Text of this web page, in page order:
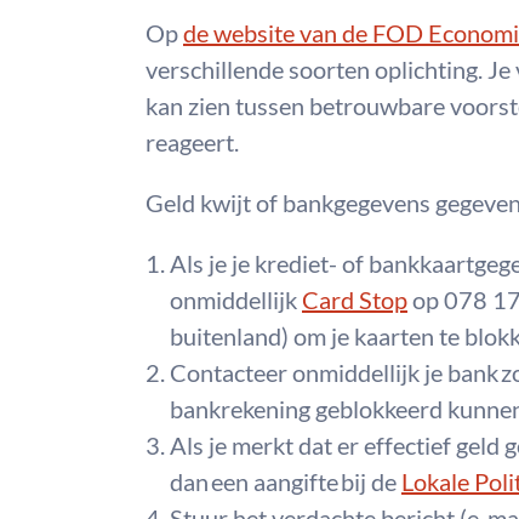
Opde website van de FOD
verschillende soorten oplichting.
kan zien tussen betrouwbare
reageert.
Geld kwijt of bankgegevens
Als je je krediet- of
onmiddellijk Card Stopop 078
buitenland) om je kaarten te
Contacteeronmiddellijk je bank
bankrekening geblokkeerd
Als je merkt dat er effectief geld
dan een aangifte bij de Lokale